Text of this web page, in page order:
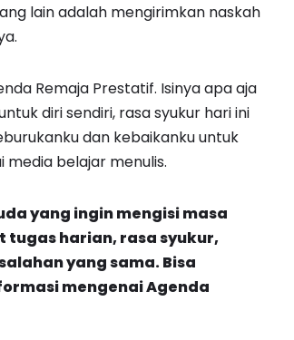
lain adalah mengirimkan naskah
Remaja Prestatif. Isinya apa aja
diri sendiri, rasa syukur hari ini
dan kebaikanku untuk
belajar menulis.
yang ingin mengisi masa
harian, rasa syukur,
yang sama. Bisa
mengenaiAgenda